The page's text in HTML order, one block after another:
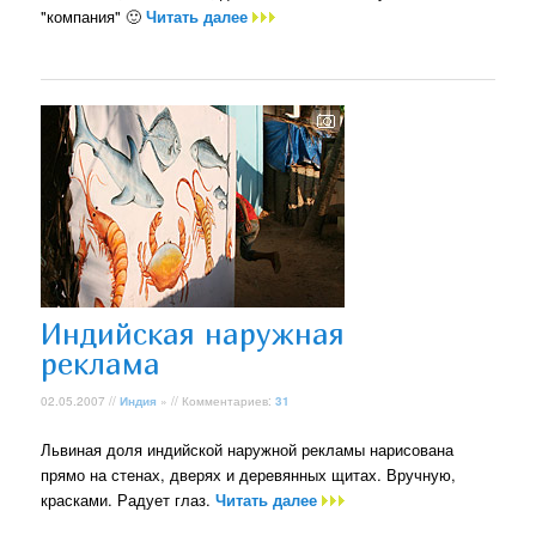
"компания" 🙂Читать далее
Индийская наружная
реклама
02.05.2007 //Индия » // Комментариев:31
Львиная доля индийской наружной рекламы нарисована
прямо на стенах, дверях и деревянных щитах. Вручную,
красками. Радует глаз.Читать далее